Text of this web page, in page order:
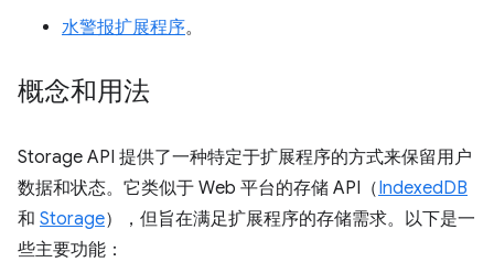
水警报扩展程序。
概念和用法
Storage API 提供了一种特定于扩展程序的方式来保留用户
数据和状态。它类似于 Web 平台的存储 API（IndexedDB
和 Storage），但旨在满足扩展程序的存储需求。以下是一
些主要功能：